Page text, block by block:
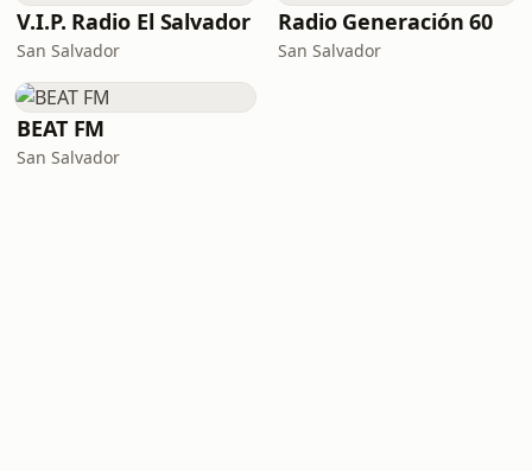
V.I.P. Radio El Salvador
San Salvador
Radio Generación 60
San Salvador
BEAT FM
San Salvador